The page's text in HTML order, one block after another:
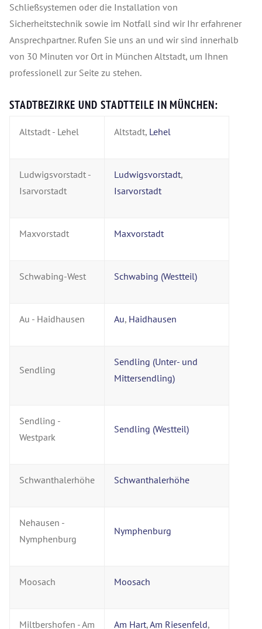
Schließsystemen oder die Installation von
Sicherheitstechnik sowie im Notfall sind wir Ihr erfahrener
Ansprechpartner. Rufen Sie uns an und wir sind innerhalb
von 30 Minuten vor Ort in München Altstadt, um Ihnen
professionell zur Seite zu stehen.
STADTBEZIRKE UND STADTTEILE IN MÜNCHEN:
Altstadt - Lehel Altstadt, Lehel
Ludwigsvorstadt -
Isarvorstadt
Ludwigsvorstadt,
Isarvorstadt
Maxvorstadt Maxvorstadt
Schwabing-West Schwabing (Westteil)
Au - Haidhausen Au, Haidhausen
Sendling
Sendling (Unter- und
Mittersendling)
Sendling -
Westpark
Sendling (Westteil)
Schwanthalerhöhe Schwanthalerhöhe
Nehausen -
Nymphenburg
Nymphenburg
Moosach Moosach
Miltbershofen - Am Am Hart,Am Riesenfeld,